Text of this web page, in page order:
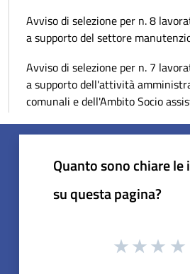
Avviso di selezione per n. 8
a supporto del settore
Avviso di selezione per n. 7
a supporto dell'attività
comunali e dell'Ambito Socio
Quanto sono chiare
su questa pagina?